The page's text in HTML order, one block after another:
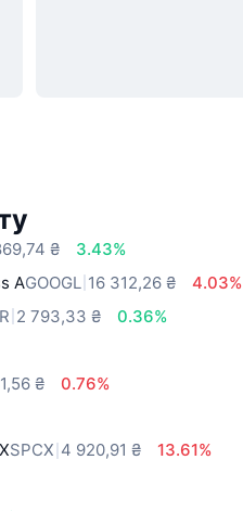
₴
3.43%
AGOOGL 16 312,26 ₴
4.03%
2 793,33 ₴
0.36%
₴
0.76%
SPCX 4 920,91 ₴
13.61%